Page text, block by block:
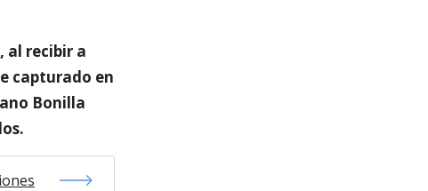
al recibir a
capturado en
Bonilla